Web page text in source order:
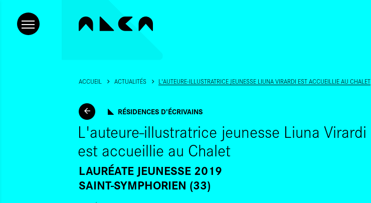
ACCUEIL ACTUALITÉS L'AUTEURE-ILLUSTRATRICE JEUNESSE LIUNA VIRARDI EST ACCUEILLIE AU CHALET
RÉSIDENCES D'ÉCRIVAINS
L'auteure-illustratrice jeunesse Liuna Virardi
est accueillie au Chalet
LAURÉATE JEUNESSE 2019
SAINT-SYMPHORIEN (33)